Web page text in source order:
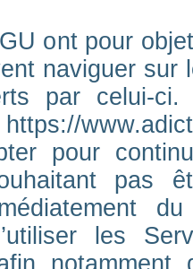
ont pour
naviguer
par celui-ci.
pour
pas
les